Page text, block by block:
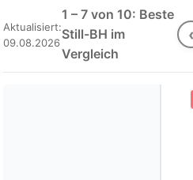
Still-Bras, gibt es
Material und Design. Und hier
Vergleich: Um die besten
verschiedene Modelle
suchten nach Komfort, Support
denn wer hat schon Zeit für
Aktualisiert:
09.08.2026
1 – 7 von 10: Beste
Still-BH im
Vergleich
‹